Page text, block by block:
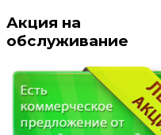
Акция на
обслуживание